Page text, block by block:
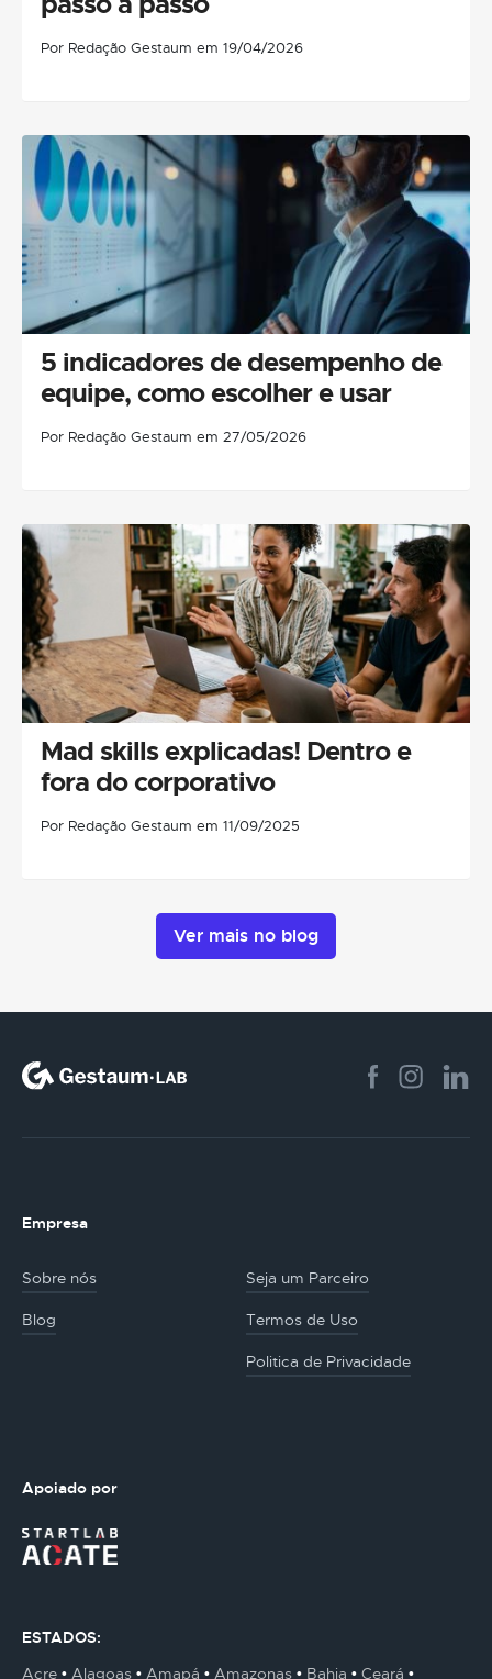
Por Redação Gestaum em 19/04/2026
5 indicadores de desempenho de
equipe, como escolher e usar
Por Redação Gestaum em 27/05/2026
Mad skills explicadas! Dentro e
fora do corporativo
Por Redação Gestaum em 11/09/2025
Ver mais no blog
Empresa
Sobre nós Seja um Parceiro
Blog Termos de Uso
Politica de Privacidade
Apoiado por
ESTADOS:
Acre
Alagoas Amapá Amazonas Bahia Ceará